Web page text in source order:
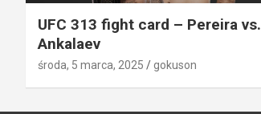
UFC 313 fight card – Pereira vs.
Ankalaev
środa, 5 marca, 2025 gokuson